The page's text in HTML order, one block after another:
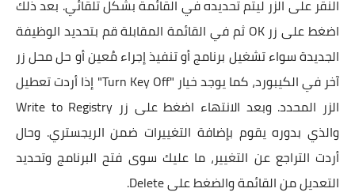
النقر على الزر ليتم تحديده في القائمة بشكل تلقائي. بعد ذلك
اضغط على زر OK ثم في القائمة المقابلة قم بتحديد الوظيفة
الجديدة سواء تشغيل برنامج أو تنفيذ إجراء مُعين أو حل محل زر
آخر في الكيبورد، كما يوجد خيار "Turn Key Off" إذا أردت تعطيل
الزر المحدد. وبعد الانتهاء اضغط على زر Write to Registry
والذي بدوره يقوم بإضافة التغييرات ضمن الريجستري. وحال
أردت التراجع عن التغيير، ما عليك سوى فتح البرنامج وتحديد
التعديل من القائمة والضغط على Delete.